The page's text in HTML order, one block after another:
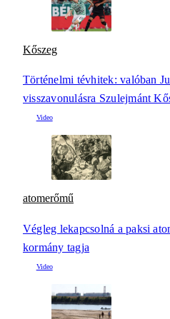
Kőszeg
Történelmi tévhitek: valóban
visszavonulásra Szulejmánt
atomerőmű
Végleg lekapcsolná a paksi
kormány tagja